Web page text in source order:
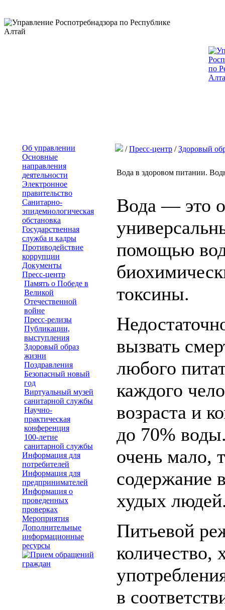
Об управлении
Основные
направления
деятельности
Электронное
правительство
Санитарно-
эпидемиологическая
обстановка
Государственная
служба и кадры
Противодействие
коррупции
Документы
Пресс-центр
Память о Победе в
Великой
Отечественной
войне
Пресс-релизы
Публикации,
выступления
Здоровый образ
жизни
Поздравления
Безопасный новый
год
Виртуальный музей
санитарной службы
Научно-
практическая
конференция
100-летие
санитарной службы
Информация для
потребителей
Информация для
предпринимателей
Информация о
проведенных
проверках
Мероприятия
Дополнительные
информационные
ресурсы
/Пресс-центр /Здоровый
Вода в здоровом питании.
Вода — это
помощью
токсины.
вызвать
любого
каждого
возраста и
до 70%
очень мало,
содержание
худых
Питьевой
количество,
в